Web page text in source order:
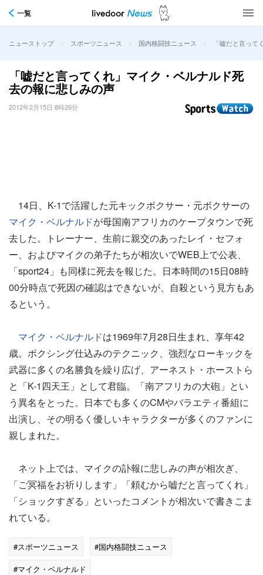
一覧
ニューストップ > スポーツニュース > 国内格闘技ニュース > 「嘘だと言っ
「嘘だと言ってくれ」マイク・ベルナルド死
去の報に悲しみの声
2012年2月15日 8時26分
14日、K-1で活躍した元キックボクサー・元ボクサーの
マイク・ベルナルドが母国南アフリカのケープタウンで死
去した。トレーナー、生前に親交のあったレイ・セフォ
ー、およびマイクの弟子たちが相次いでWEB上で公表、
「sport24」も同様に死去を報じた。日本時間の15日08時
00分時点で死因の確認はできないが、自殺という見方もあ
るという。
マイク・ベルナルドは1969年7月28日生まれ、享年42
歳。ボクシング仕込みのテクニック、強烈なローキックを
武器に多くの名勝負を繰り広げ、アーネスト・ホーストら
と「K-1四天王」として君臨。「南アフリカの大砲」とい
う異名をとった。日本でも多くのCMやバラエティ番組に
出演し、その明るく優しいキャラクターが多くのファンに
親しまれた。
ネット上では、マイクの訃報に悲しみの声が相次ぎ、
「ご冥福をお祈りします」「頼むから嘘だと言ってくれ」
「ショックすぎる」といったコメントが相次いで書きこま
れている。
#スポーツニュース
#国内格闘技ニュース
#マイク・ベルナルド